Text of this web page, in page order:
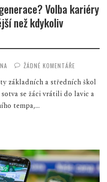
Volba kariéry
než kdykoliv
ŽÁDNÉ KOMENTÁŘE
základních a středních škol
se žáci vrátili do lavic a
tempa,...